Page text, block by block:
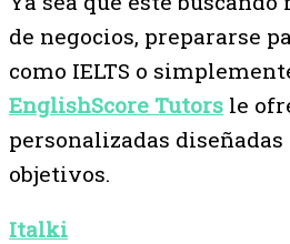
de negocios, prepararse
como IELTS o
EnglishScore Tutors le
personalizadas
objetivos.
Italki